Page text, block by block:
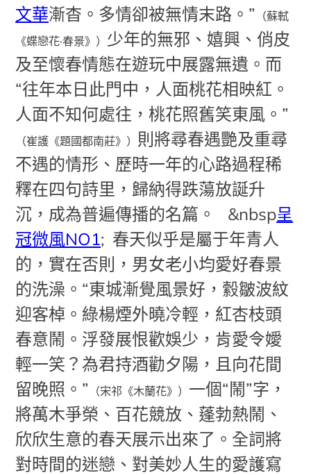
文華漸杳。多情卻被無情末路。”
（蘇軾
《蝶戀花·春景》） 少年的無邪、嬉興、俏皮
及至懷春情態在遊玩中展露無遺。而
“往年本日此門中，人面桃花相映紅。
人面不知何處往，桃花照舊笑東風。”
（崔護《題國都南莊》） 則將尋春遇艷及重尋
不遇的情形、歷時一年的心路過程稀
釋在四句詩里，歸納得跌蕩放誕升
沉，成為普遍傳播的名篇。
&nbsp呈
冠微風NO1; 春天似乎是屬于年青人
的，實在否則，男女老小均愛好春景
的洗澡。“東城漸覺風景好，縠皺波紋
迎客棹。綠楊煙外曉冷輕，紅杏枝頭
春意鬧。浮發展恨歡娛少，肯愛令嬡
輕一笑？為君持酒勸夕陽，且向花間
留晚照。”
（宋祁《木蘭花》） 一個“鬧”字，
將萬木爭榮、百花競放、蓬勃熱鬧、
欣欣生意的春天展示出來了。全詞將
對時間的迷戀、對美妙人生的愛護寫